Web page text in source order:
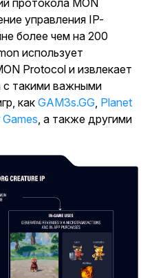
протокола MON
управления IP-
более чем на 200
использует
Protocol и извлекает
с такими важными
как GAM3s.GG, Planet
, а также другими